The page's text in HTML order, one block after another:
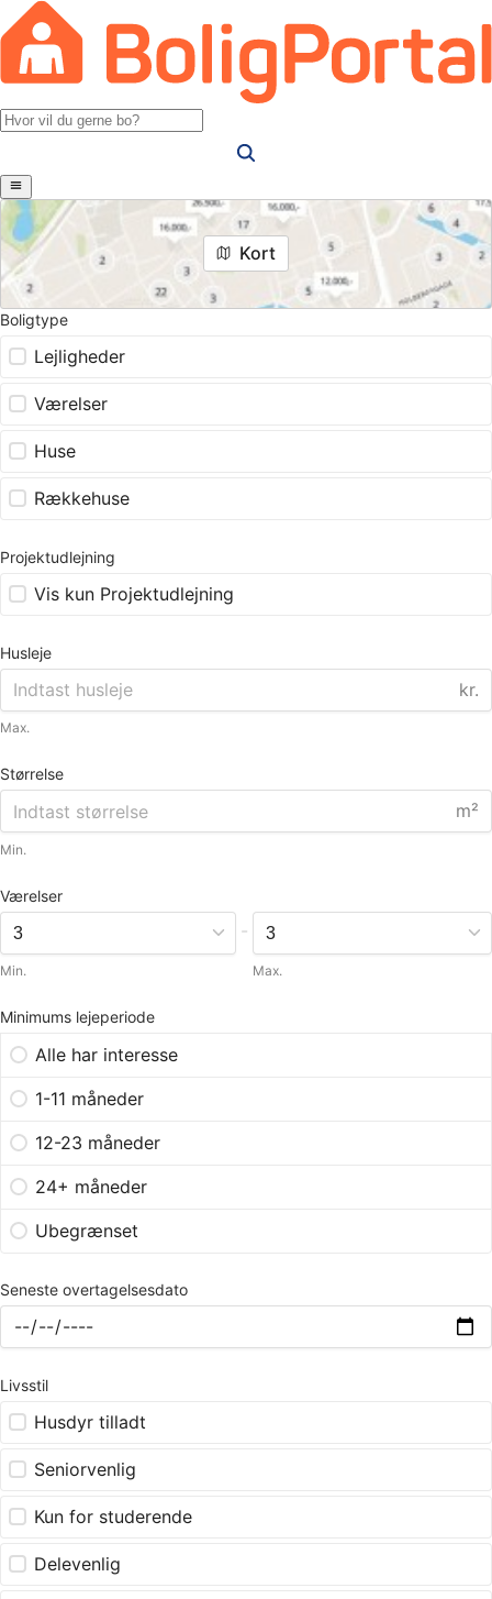
Kort
Boligtype
Lejligheder
Værelser
Huse
Rækkehuse
Projektudlejning
Vis kun Projektudlejning
Husleje
kr.
Max.
Størrelse
m²
Min.
Værelser
Min.
-
Max.
Minimums lejeperiode
Alle har interesse
1-11 måneder
12-23 måneder
24+ måneder
Ubegrænset
Seneste overtagelsesdato
Livsstil
Husdyr tilladt
Seniorvenlig
Kun for studerende
Delevenlig